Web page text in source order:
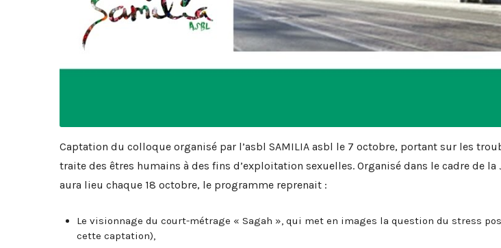
Captation du colloque organisé par l’asbl SAMILIA asbl le 7 octobre, portant sur les
traite des êtres humains à des fins d’exploitation sexuelles. Organisé dans le cadre de
aura lieu chaque 18 octobre, le programme reprenait :
Le visionnage du court-métrage « Sagah », qui met en images la question du stress
cette captation),